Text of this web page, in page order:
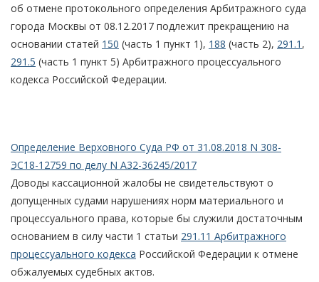
об отмене протокольного определения Арбитражного суда
города Москвы от 08.12.2017 подлежит прекращению на
основании статей 150 (часть 1 пункт 1), 188 (часть 2), 291.1 ,
291.5 (часть 1 пункт 5) Арбитражного процессуального
кодекса Российской Федерации.
Определение Верховного Суда РФ от 31.08.2018 N 308-
ЭС18-12759 по делу N А32-36245/2017
Доводы кассационной жалобы не свидетельствуют о
допущенных судами нарушениях норм материального и
процессуального права, которые бы служили достаточным
основанием в силу части 1 статьи 291.11 Арбитражного
процессуального кодекса Российской Федерации к отмене
обжалуемых судебных актов.